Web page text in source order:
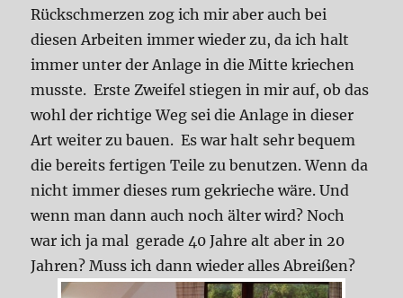
Rückschmerzen zog ich mir aber auch bei
diesen Arbeiten immer wieder zu, da ich halt
immer unter der Anlage in die Mitte kriechen
musste. Erste Zweifel stiegen in mir auf, ob das
wohl der richtige Weg sei die Anlage in dieser
Art weiter zu bauen. Es war halt sehr bequem
die bereits fertigen Teile zu benutzen. Wenn da
nicht immer dieses rum gekrieche wäre. Und
wenn man dann auch noch älter wird? Noch
war ich ja mal gerade 40 Jahre alt aber in 20
Jahren? Muss ich dann wieder alles Abreißen?